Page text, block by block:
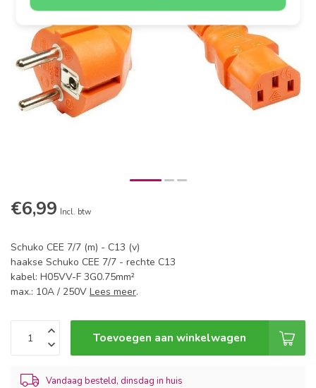
€6,99 Incl. btw
Schuko CEE 7/7 (m) - C13 (v)
haakse Schuko CEE 7/7 - rechte C13
kabel: H05VV-F 3G0.75mm²
max.: 10A / 250V Lees meer.
Toevoegen aan winkelwagen
Vandaag besteld, dinsdag in huis